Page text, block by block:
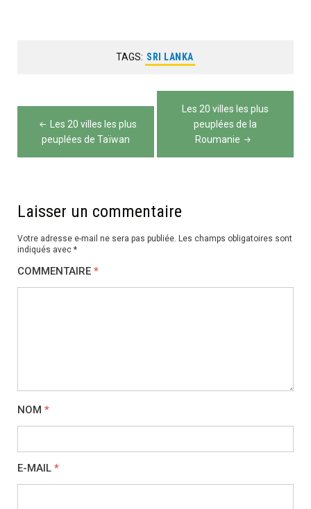
TAGS: SRI LANKA
Navigation
de
l’article
Les 20 villes les plus
peuplées de Taïwan
Les 20 villes les plus
peuplées de la
Roumanie
Laisser un commentaire
Votre adresse e-mail ne sera pas publiée. Les champs obligatoires sont
indiqués avec *
COMMENTAIRE *
NOM *
E-MAIL *